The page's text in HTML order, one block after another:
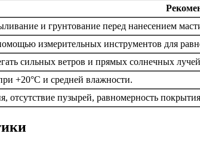
и грунтование перед нанесением
измерительных инструментов для
сильных ветров и прямых солнечных
+20°C и средней влажности.
отсутствие пузырей, равномерность